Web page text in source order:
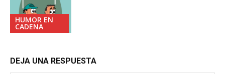
HUMOR EN
CADENA
DEJA UNA RESPUESTA